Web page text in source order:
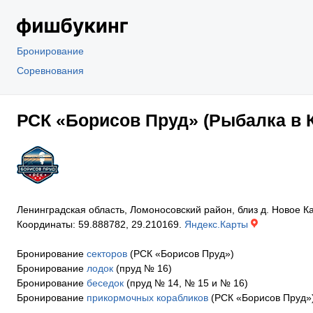
Бронирование
Соревнования
РСК «Борисов Пруд» (Рыбалка в
Ленинградская область, Ломоносовский район, близ д. Новое
Координаты: 59.888782, 29.210169. Яндекс.Карты
Бронирование секторов (РСК «Борисов Пруд»)
Бронирование лодок (пруд № 16)
Бронирование беседок (пруд № 14, № 15 и № 16)
Бронирование прикормочных корабликов (РСК «Борисов